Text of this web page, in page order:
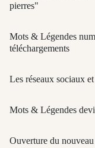
pierres"
Mots & Légendes
téléchargements
Les réseaux sociaux
Mots & Légendes
Ouverture du